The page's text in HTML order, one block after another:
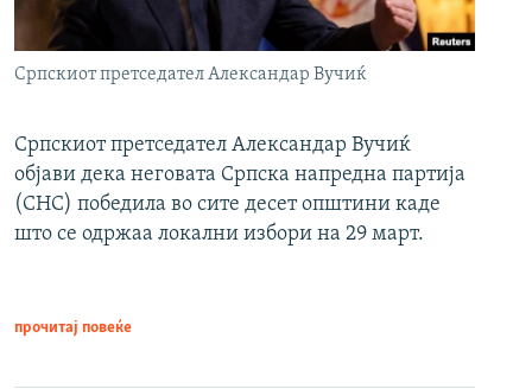
Српскиот претседател Александар Вучиќ
Српскиот претседател Александар Вучиќ
објави дека неговата Српска напредна партија
(СНС) победила во сите десет општини каде
што се одржаа локални избори на 29 март.
прочитај повеќе